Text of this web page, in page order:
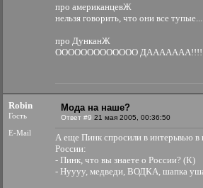
про американцевЖ
нельзя говорить, что они все
про ДунканЖ
ООООООООООООО
Robin
Гость
E-Mail
Мода на наше?
Ответ #9 21 мая 2005, 00:36:50
А еще Пинк спросили в интерьвью в
России:
- Пинк, что вы знаете о России? (К)
- Нуууу, медведи, ВОДКА, шапка